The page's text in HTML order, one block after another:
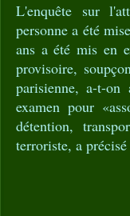
L'enquête sur
personne a été
ans a été mis en
provisoire,
parisienne, a-t-
examen pour
détention,
terroriste, a